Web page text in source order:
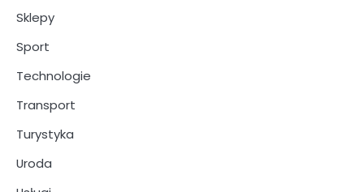
Sklepy
Sport
Technologie
Transport
Turystyka
Uroda